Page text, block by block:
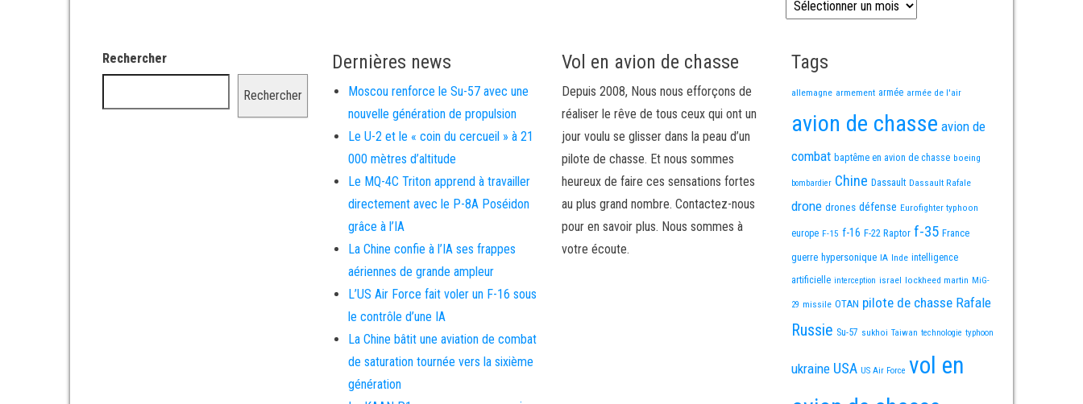
Rechercher
Rechercher
Dernières news
Moscou renforce le Su-57 avec une
nouvelle génération de propulsion
Le U-2 et le « coin du cercueil » à 21
000 mètres d’altitude
Le MQ-4C Triton apprend à travailler
directement avec le P-8A Poséidon
grâce à l’IA
La Chine confie à l’IA ses frappes
aériennes de grande ampleur
L’US Air Force fait voler un F-16 sous
le contrôle d’une IA
La Chine bâtit une aviation de combat
de saturation tournée vers la sixième
génération
Vol en avion de chasse
Depuis 2008, Nous nous efforçons de
réaliser le rêve de tous ceux qui ont un
jour voulu se glisser dans la peau d’un
pilote de chasse. Et nous sommes
heureux de faire ces sensations fortes
au plus grand nombre. Contactez-nous
pour en savoir plus. Nous sommes à
votre écoute.
Tags
allemagne armement armée armée de l'air
avion de chasse avion de
combat baptême en avion de chasse boeing
bombardier Chine Dassault Dassault Rafale
drone drones défense Eurofighter typhoon
europe F-15 f-16 F-22 Raptor f-35 France
guerre hypersonique IA Inde intelligence
artificielle interception israel lockheed martin MiG-
29 missile OTAN pilote de chasse Rafale
Russie Su-57 sukhoi Taiwan technologie typhoon
ukraine USA US Air Force vol en